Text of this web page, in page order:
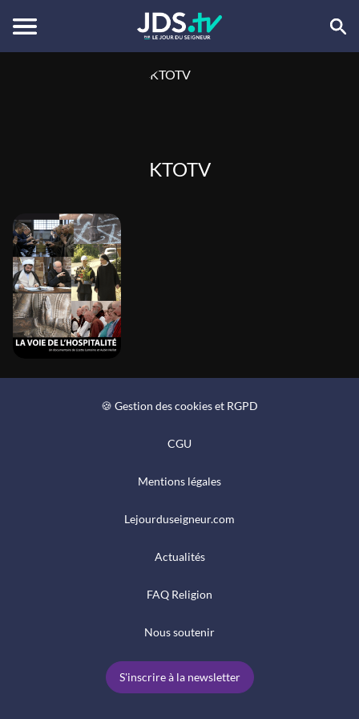
KTOTV
🍪 Gestion des cookies et RGPD
CGU
Mentions légales
Lejourduseigneur.com
Actualités
FAQ Religion
Nous soutenir
S'inscrire à la newsletter